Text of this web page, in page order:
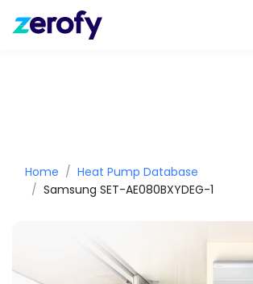
Home
Heat Pump Database
Samsung SET-AE080BXYDEG-1